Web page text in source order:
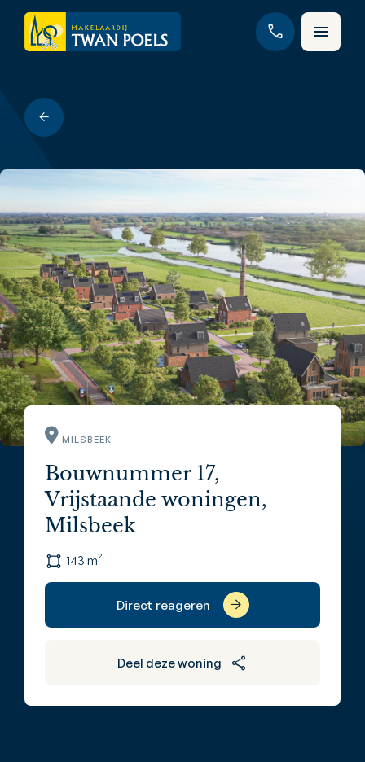
MILSBEEK
Bouwnummer 17,
Vrijstaande woningen,
Milsbeek
143 m²
Direct reageren
Deel deze woning